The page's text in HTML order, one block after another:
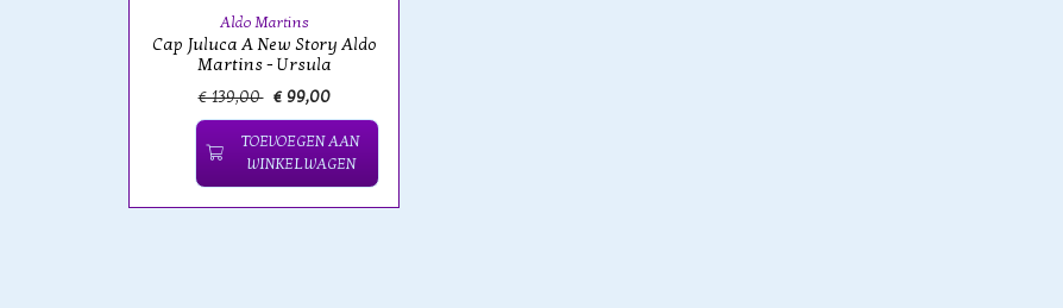
Aldo Martins
Cap Juluca A New Story Aldo
Martins - Ursula
€ 139,00 € 99,00
TOEVOEGEN AAN
WINKELWAGEN